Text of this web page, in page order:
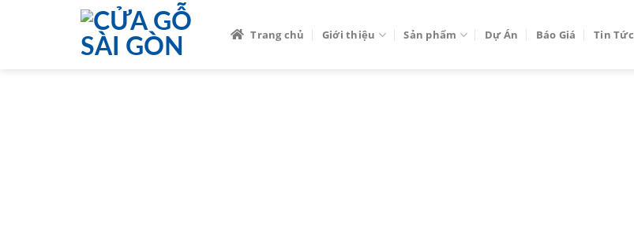
Trang chủ Giới thiệu Sản phẩm Dự Án Báo Giá Tin Tức